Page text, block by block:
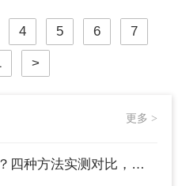
4 5 6 7
>
更多 >
实测对比，附各场景最优选！